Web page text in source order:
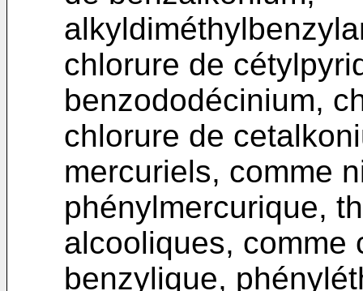
chlorure de
benzododécinium,
chlorure de
mercuriels, comme
phénylmercurique,
alcooliques, comme
benzylique,